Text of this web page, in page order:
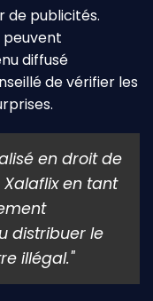
de publicités.
peuvent
diffusé
de vérifier les
en droit de
Xalaflix en tant
distribuer le
illégal."